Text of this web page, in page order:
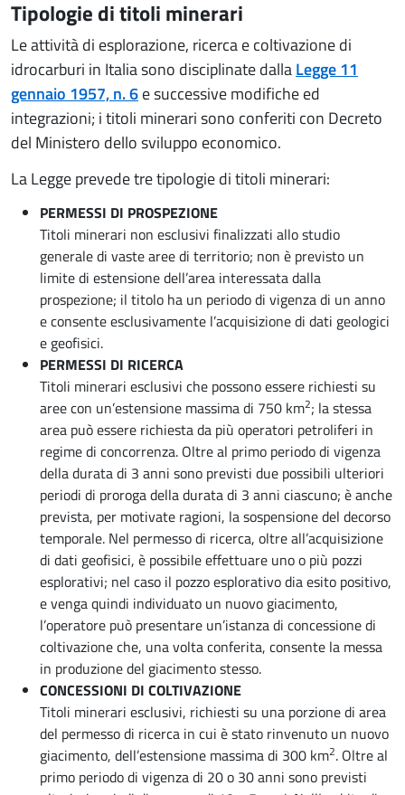
Tipologie di titoli minerari
Le attività di esplorazione, ricerca e coltivazione di
idrocarburi in Italia sono disciplinate dallaLegge 11
gennaio 1957, n. 6e successive modifiche ed
integrazioni; i titoli minerari sono conferiti con Decreto
del Ministero dello sviluppo economico.
La Legge prevede tre tipologie di titoli minerari:
PERMESSI DI PROSPEZIONE
Titoli minerari non esclusivi finalizzati allo studio
generale di vaste aree di territorio; non è previsto un
limite di estensione dell’area interessata dalla
prospezione; il titolo ha un periodo di vigenza di un anno
e consente esclusivamente l’acquisizione di dati geologici
e geofisici.
PERMESSI DI RICERCA
Titoli minerari esclusivi che possono essere richiesti su
aree con un’estensione massima di 750 km2; la stessa
area può essere richiesta da più operatori petroliferi in
regime di concorrenza. Oltre al primo periodo di vigenza
della durata di 3 anni sono previsti due possibili ulteriori
periodi di proroga della durata di 3 anni ciascuno; è anche
prevista, per motivate ragioni, la sospensione del decorso
temporale. Nel permesso di ricerca, oltre all’acquisizione
di dati geofisici, è possibile effettuare uno o più pozzi
esplorativi; nel caso il pozzo esplorativo dia esito positivo,
e venga quindi individuato un nuovo giacimento,
l’operatore può presentare un’istanza di concessione di
coltivazione che, una volta conferita, consente la messa
in produzione del giacimento stesso.
CONCESSIONI DI COLTIVAZIONE
Titoli minerari esclusivi, richiesti su una porzione di area
del permesso di ricerca in cui è stato rinvenuto un nuovo
giacimento, dell’estensione massima di 300 km2. Oltre al
primo periodo di vigenza di 20 o 30 anni sono previsti